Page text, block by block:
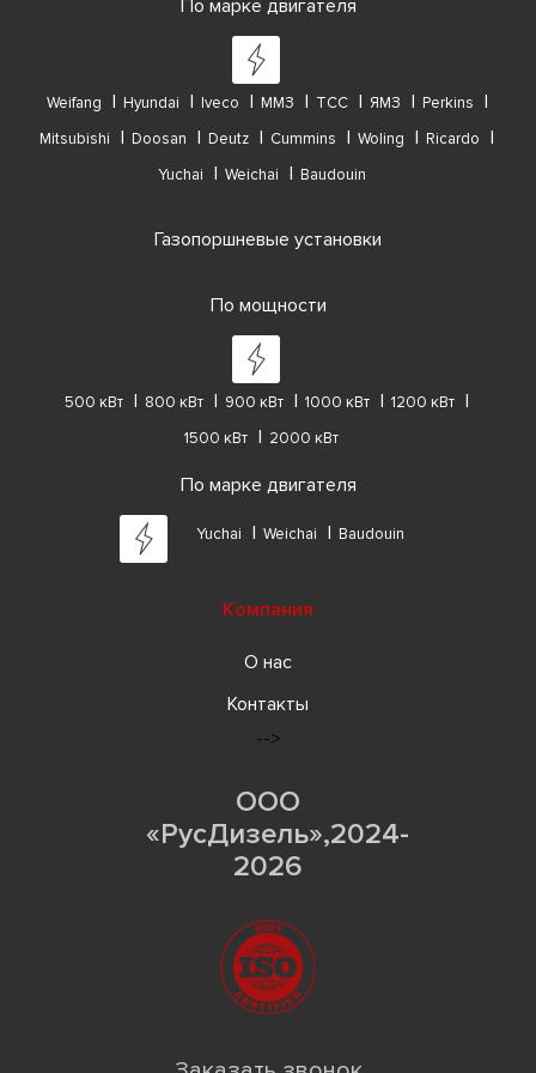
По марке двигателя
Weifang Hyundai Iveco ММЗ ТСС ЯМЗ
Perkins
Mitsubishi
Doosan Deutz Cummins Woling
Ricardo
Yuchai
Weichai Baudouin
Газопоршневые установки
По мощности
500 кВт 800 кВт 900 кВт 1000 кВт
1200 кВт
1500 кВт
2000 кВт
По марке двигателя
Yuchai Weichai Baudouin
Компания
О нас
Контакты
-->
ООО
«РусДизель»,2024-
2026